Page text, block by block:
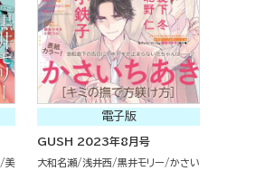
美
電子版
GUSH 2023年8月号
大和名瀬 浅井西 黒井モリー
かさい